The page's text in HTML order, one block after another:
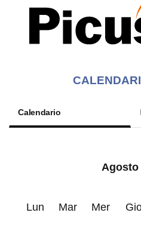
Calendario
Agosto
Lun Mar Mer